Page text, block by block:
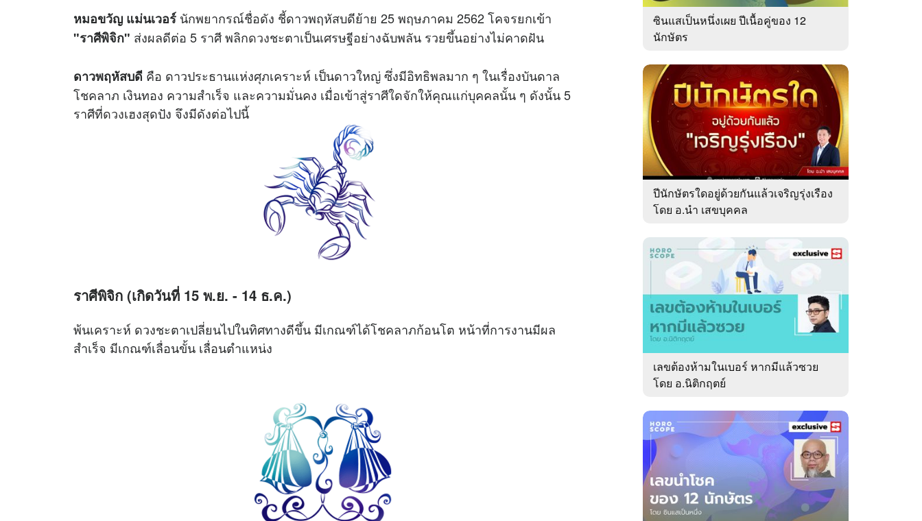
หมอขวัญ แม่นเวอร์ นักพยากรณ์ชื่อดัง ชี้ดาวพฤหัสบดีย้าย 25 พฤษภาคม 2562 โคจรยกเข้า
"ราศีพิจิก" ส่งผลดีต่อ 5 ราศี พลิกดวงชะตาเป็นเศรษฐีอย่างฉับพลัน รวยขึ้นอย่างไม่คาดฝัน
ดาวพฤหัสบดี คือ ดาวประธานแห่งศุภเคราะห์ เป็นดาวใหญ่ ซึ่งมีอิทธิพลมาก ๆ ในเรื่องบันดาล
โชคลาภ เงินทอง ความสำเร็จ และความมั่นคง เมื่อเข้าสู่ราศีใดจักให้คุณแก่บุคคลนั้น ๆ ดังนั้น 5
ราศีที่ดวงเฮงสุดปัง จึงมีดังต่อไปนี้
ราศีพิจิก (เกิดวันที่ 15 พ.ย. - 14 ธ.ค.)
พ้นเคราะห์ ดวงชะตาเปลี่ยนไปในทิศทางดีขึ้น มีเกณฑ์ได้โชคลาภก้อนโต หน้าที่การงานมีผล
สำเร็จ มีเกณฑ์เลื่อนขั้น เลื่อนตำแหน่ง
ซินแสเป็นหนึ่งเผย ปีเนื้อคู่ของ 12
นักษัตร
ปีนักษัตรใดอยู่ด้วยกันแล้วเจริญรุ่งเรือง
โดย อ.นำ เสขบุคคล
เลขต้องห้ามในเบอร์ หากมีแล้วซวย
โดย อ.นิติกฤตย์